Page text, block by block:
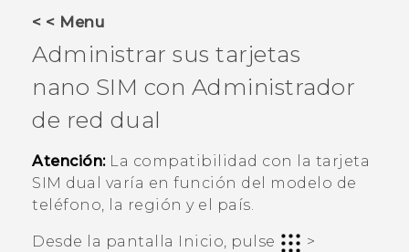
VIVERSE
AYUDA
HTC Devices & Accessories
Video Tutorials
< < Menu
Administrar sus tarjetas
nano SIM con Administrador
de red dual
Atención:La compatibilidad con la tarjeta
SIM dual varía en función del modelo de
teléfono, la región y el país.
Desde la pantalla Inicio, pulse
>